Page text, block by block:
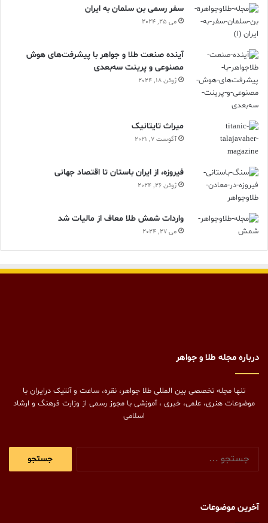
سفر رسمی بن سلمان به ایران
می 25, 2024
آینده صنعت طلا و جواهر با پیشرفت‌های هوش
مصنوعی و پرینت سه‌بعدی
ژوئن 18, 2024
ميراث تايتانيک
آگوست 7, 2021
فیروزه، از ایران باستان تا اقتصاد جهانی
ژوئن 26, 2024
واردات شمش طلا معاف از مالیات شد
می 27, 2024
درباره مجله طلا و جواهر
تنها مجله تخصصی بین المللی طلا جواهر، نقره، ساعت و آنتیک درایران با
موضوعات هنری، علمی، خبری ، آموزشی با مجوز رسمی از وزارت فرهنگ و ارشاد
اسلامی
آخرین موضوعات